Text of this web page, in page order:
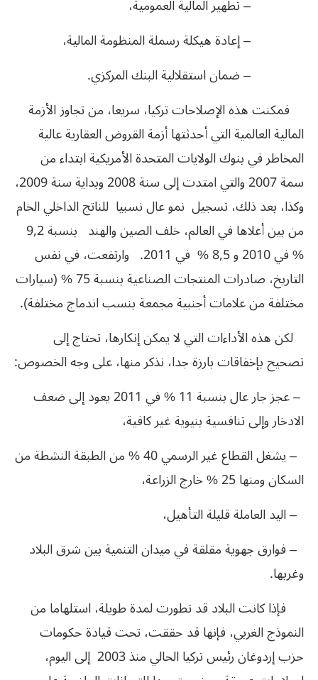
– تطهير المالية العمومية،
– إعادة هيكلة رسملة المنظومة المالية،
– ضمان استقلالية البنك المركزي.
فمكنت هذه الإصلاحات تركيا، سريعا، من تجاوز الأزمة
المالية العالمية التي أحدثتها أزمة القروض العقارية عالية
المخاطر في بنوك الولايات المتحدة الأمريكية ابتداء من
سمة 2007 والتي امتدت إلى سنة 2008 وبداية سنة 2009،
وكذا، بعد ذلك، تسجيل نمو عال نسبيا للناتج الداخلي الخام
من بين أعلاها في العالم، خلف الصين والهند بنسبة 9,2
% في 2010 و 8,5 % في 2011. وارتفعت، في نفس
التاريخ، صادرات المنتجات الصناعية بنسبة 75 % (سيارات
مختلفة من علامات أجنبية مجمعة بنسب اندماج مختلفة).
لكن هذه الأداءات التي لا يمكن إنكارها، تحتاج إلى
تصحيح بإخفاقات بارزة جدا، نذكر منها، على وجه الخصوص:
– عجز جار عال بنسبة 11 % في 2011 يعود إلى ضعف
الادخار وإلى تنافسية بنيوية غير كافية،
– يشغل القطاع غير الرسمي 40 % من الطبقة النشطة من
السكان ومنها 25 % خارج الزراعة،
– اليد العاملة قليلة التأهيل،
– فوارق جهوية مقلقة في ميدان التنمية بين شرق البلاد
وغربها.
فإذا كانت البلاد قد تطورت لمدة طويلة، استلهاما من
النموذج الغربي، فإنها قد حققت، تحت قيادة حكومات
حزب إردوغان رئيس تركيا الحالي منذ 2003 إلى اليوم،